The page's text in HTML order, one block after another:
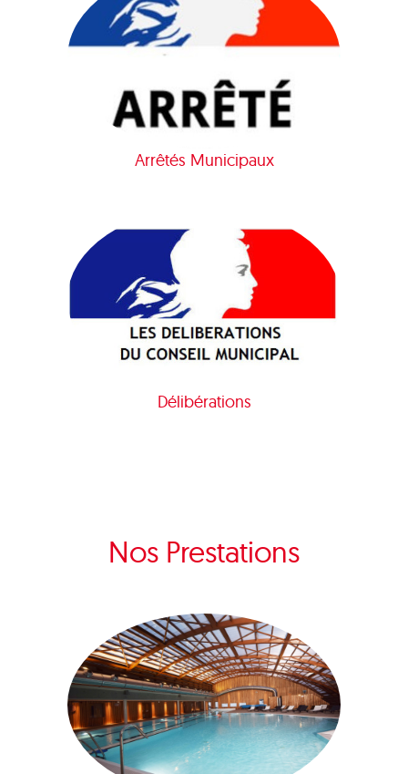
Arrêtés Municipaux
Délibérations
Nos Prestations